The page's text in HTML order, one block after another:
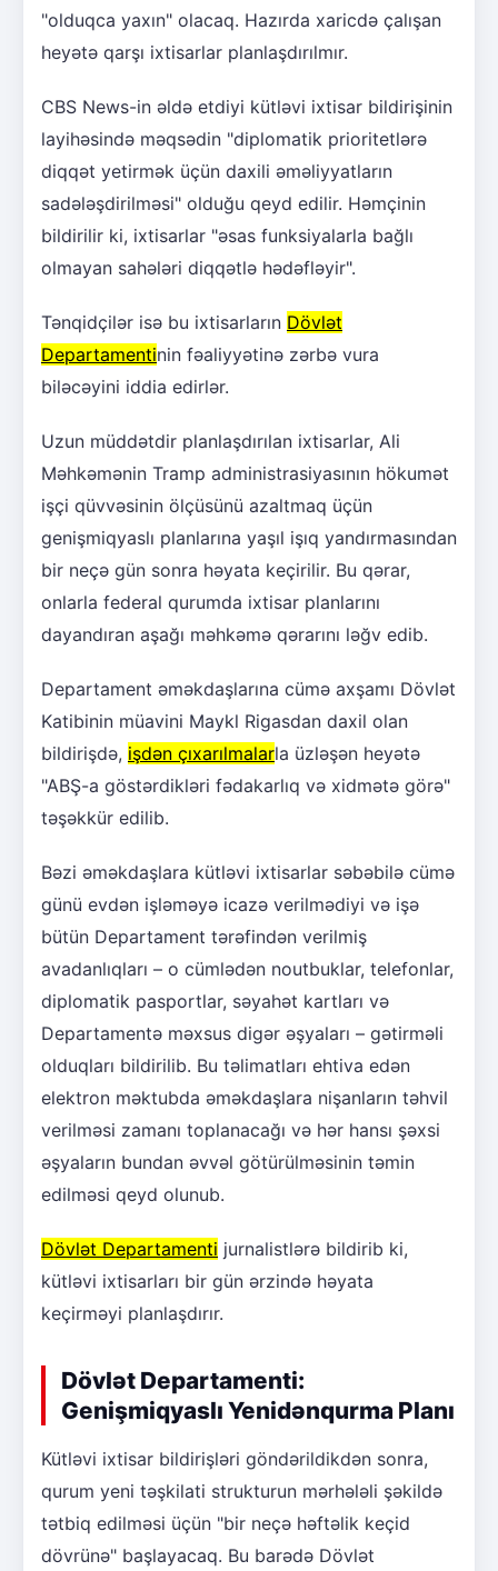
"olduqca yaxın" olacaq. Hazırda xaricdə çalışan
heyətə qarşı ixtisarlar planlaşdırılmır.
CBS News-in əldə etdiyi kütləvi ixtisar bildirişinin
layihəsində məqsədin "diplomatik prioritetlərə
diqqət yetirmək üçün daxili əməliyyatların
sadələşdirilməsi" olduğu qeyd edilir. Həmçinin
bildirilir ki, ixtisarlar "əsas funksiyalarla bağlı
olmayan sahələri diqqətlə hədəfləyir".
Tənqidçilər isə bu ixtisarların Dövlət
Departamentinin fəaliyyətinə zərbə vura
biləcəyini iddia edirlər.
Uzun müddətdir planlaşdırılan ixtisarlar, Ali
Məhkəmənin Tramp administrasiyasının hökumət
işçi qüvvəsinin ölçüsünü azaltmaq üçün
genişmiqyaslı planlarına yaşıl işıq yandırmasından
bir neçə gün sonra həyata keçirilir. Bu qərar,
onlarla federal qurumda ixtisar planlarını
dayandıran aşağı məhkəmə qərarını ləğv edib.
Departament əməkdaşlarına cümə axşamı Dövlət
Katibinin müavini Maykl Rigasdan daxil olan
bildirişdə, işdən çıxarılmalarla üzləşən heyətə
"ABŞ-a göstərdikləri fədakarlıq və xidmətə görə"
təşəkkür edilib.
Bəzi əməkdaşlara kütləvi ixtisarlar səbəbilə cümə
günü evdən işləməyə icazə verilmədiyi və işə
bütün Departament tərəfindən verilmiş
avadanlıqları – o cümlədən noutbuklar, telefonlar,
diplomatik pasportlar, səyahət kartları və
Departamentə məxsus digər əşyaları – gətirməli
olduqları bildirilib. Bu təlimatları ehtiva edən
elektron məktubda əməkdaşlara nişanların təhvil
verilməsi zamanı toplanacağı və hər hansı şəxsi
əşyaların bundan əvvəl götürülməsinin təmin
edilməsi qeyd olunub.
Dövlət Departamenti jurnalistlərə bildirib ki,
kütləvi ixtisarları bir gün ərzində həyata
keçirməyi planlaşdırır.
Dövlət Departamenti:
Genişmiqyaslı Yenidənqurma Planı
Kütləvi ixtisar bildirişləri göndərildikdən sonra,
qurum yeni təşkilati strukturun mərhələli şəkildə
tətbiq edilməsi üçün "bir neçə həftəlik keçid
dövrünə" başlayacaq. Bu barədə Dövlət